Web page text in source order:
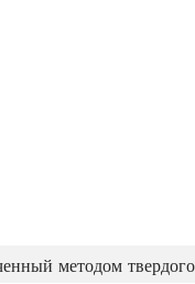
методом твердого